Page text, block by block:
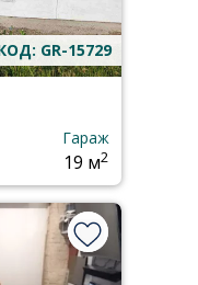
GR-15729
Гараж
19 м2